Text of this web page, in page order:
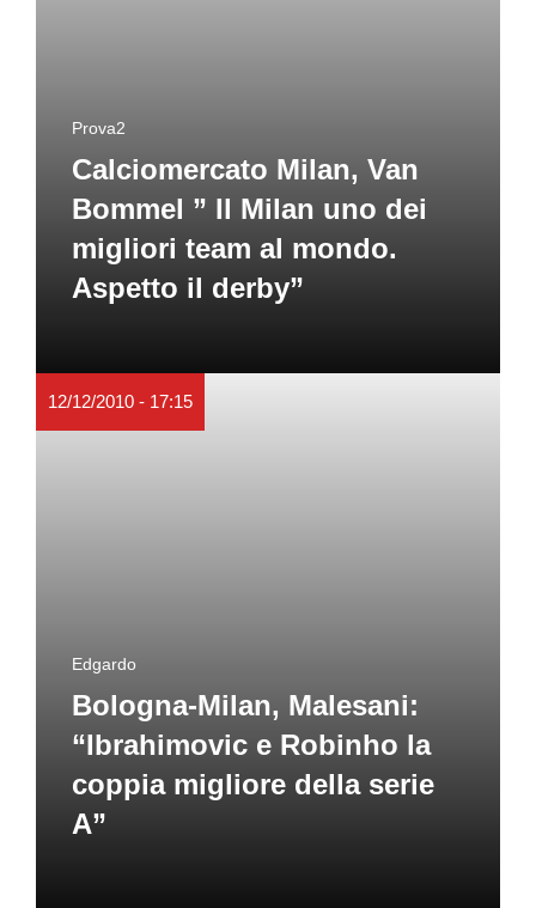
Prova2
Calciomercato Milan, Van
Bommel ” Il Milan uno dei
migliori team al mondo.
Aspetto il derby”
12/12/2010 - 17:15
Edgardo
Bologna-Milan, Malesani:
“Ibrahimovic e Robinho la
coppia migliore della serie
A”